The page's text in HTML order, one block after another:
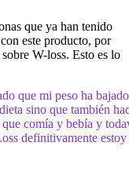
que ya han tenido
este producto, por
W-loss. Esto es lo
que mi peso ha
sino que también
comía y bebía y
definitivamente estoy